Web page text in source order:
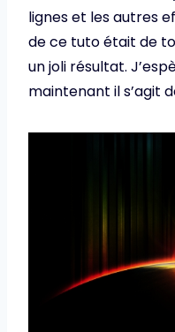
lignes et les autres
de ce tuto était de
un joli résultat.
maintenant il s’agit